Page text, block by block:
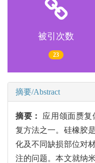
被引次数
23
摘要/Abstract
摘要： 应用颌面赝复
复方法之一。硅橡胶
化及不同缺损部位对
注的问题。本文就纳